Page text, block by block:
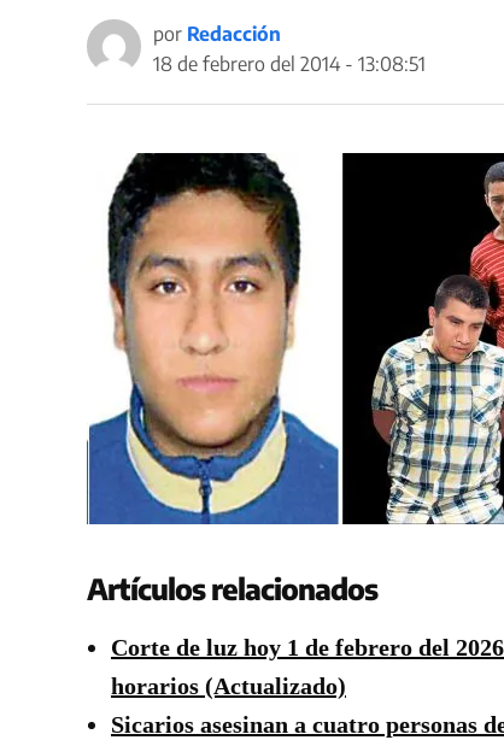
por Redacción
18 de febrero del 2014 - 13:08:51
Artículos relacionados
Corte de luz hoy 1 de febrero del
horarios (Actualizado)
Sicarios asesinan a cuatro personas